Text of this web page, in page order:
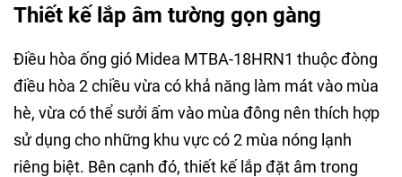
Thiết kế lắp âm tường gọn gàng
Điều hòa ống gió Midea MTBA-18HRN1 thuộc đòng
điều hòa 2 chiều vừa có khả năng làm mát vào mùa
hè, vừa có thể sưởi ấm vào mùa đông nên thích hợp
sử dụng cho những khu vực có 2 mùa nóng lạnh
riêng biệt. Bên cạnh đó, thiết kế lắp đặt âm trong